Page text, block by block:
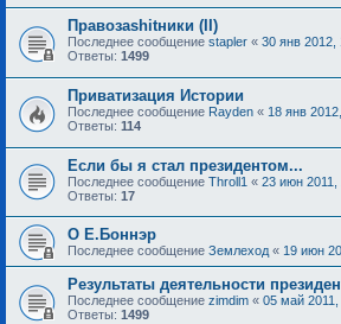
Правозаshitники (II)
Последнее сообщение stapler « 30 янв 2012,
Ответы: 1499
Приватизация Истории
Последнее сообщение Rayden « 18 янв
Ответы: 114
Если бы я стал президентом...
Последнее сообщение Throll1 « 23 июн 2011,
Ответы: 17
О Е.Боннэр
Последнее сообщение Землеход « 19 июн
Результаты деятельности
Последнее сообщение zimdim « 05 май 2011,
Ответы: 1499